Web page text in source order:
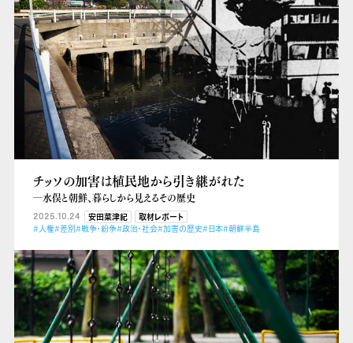
チッソの加害は植民地から引き継がれた
―水俣と朝鮮、暮らしから見えるその歴史
2025.10.24 安田菜津紀
取材レポート
#人権#差別#戦争・紛争#政治・社会#加害の歴史#日本#朝鮮半島